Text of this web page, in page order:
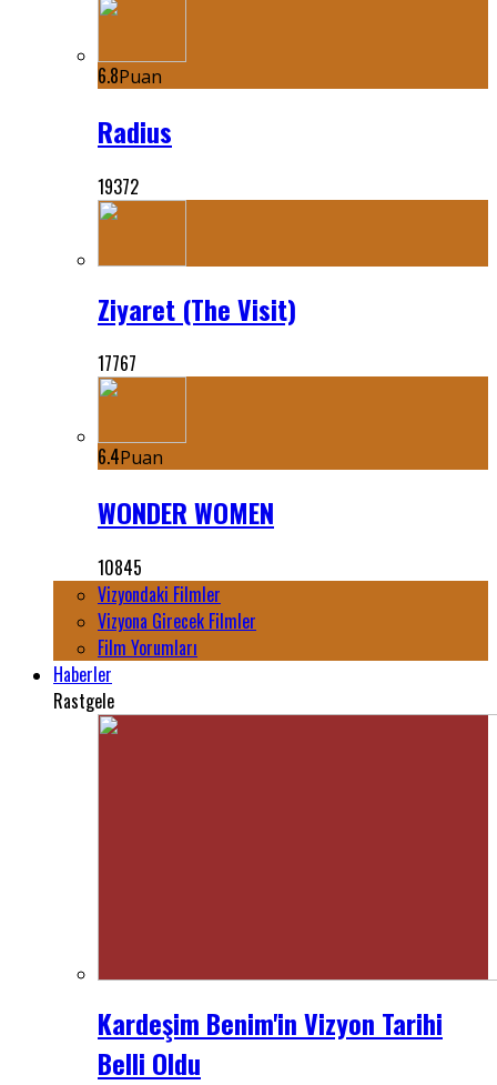
6.8Puan
Radius
19372
Ziyaret (The Visit)
17767
6.4Puan
WONDER WOMEN
10845
Vizyondaki Filmler
Vizyona Girecek Filmler
Film Yorumları
Haberler
Rastgele
Kardeşim Benim'in Vizyon Tarihi
Belli Oldu